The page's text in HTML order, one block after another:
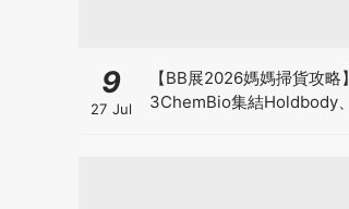
9
27 Jul
【BB展2026媽媽掃貨攻略】
3ChemBio集結Holdbody、